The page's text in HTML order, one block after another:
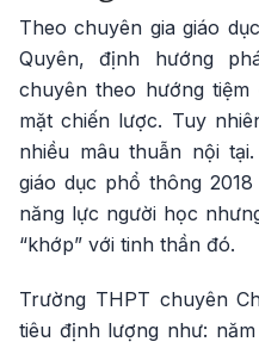
Theo chuyên gia giáo
Quyên, định hướng
chuyên theo hướng
mặt chiến lược. Tuy
nhiều mâu thuẫn nội
giáo dục phổ thông
năng lực người học
“khớp” với tinh thần đó.
Trường THPT chuyên
tiêu định lượng như: